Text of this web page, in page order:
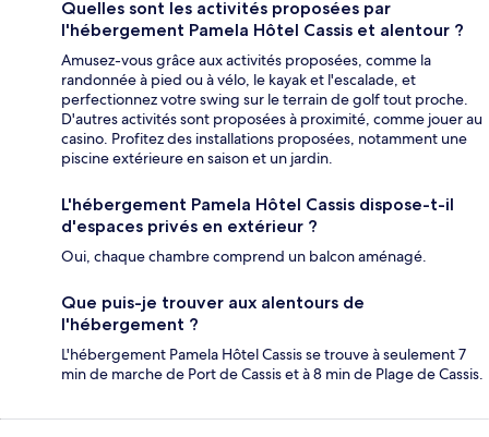
Quelles sont les activités proposées par
l'hébergement Pamela Hôtel Cassis et alentour ?
Amusez-vous grâce aux activités proposées, comme la
randonnée à pied ou à vélo, le kayak et l'escalade, et
perfectionnez votre swing sur le terrain de golf tout proche.
D'autres activités sont proposées à proximité, comme jouer au
casino. Profitez des installations proposées, notamment une
piscine extérieure en saison et un jardin.
L'hébergement Pamela Hôtel Cassis dispose-t-il
d'espaces privés en extérieur ?
Oui, chaque chambre comprend un balcon aménagé.
Que puis-je trouver aux alentours de
l'hébergement ?
L'hébergement Pamela Hôtel Cassis se trouve à seulement 7
min de marche de Port de Cassis et à 8 min de Plage de Cassis.